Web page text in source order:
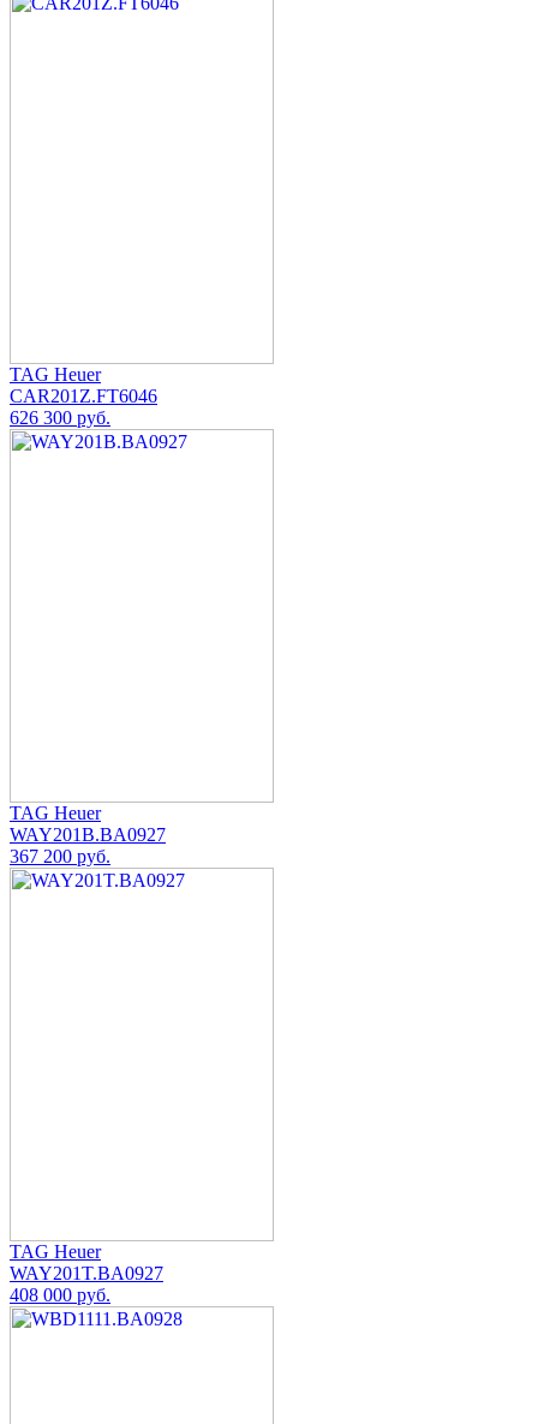
TAG Heuer
CAR201Z.FT6046
626 300 руб.
TAG Heuer
WAY201B.BA0927
367 200 руб.
TAG Heuer
WAY201T.BA0927
408 000 руб.